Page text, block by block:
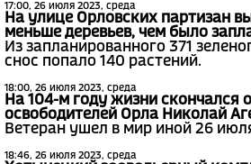
17:00, 26 июля 2023, среда
На улице Орловских партизан
меньше деревьев, чем было
Из запланированного 371
снос попало 140 растений.
18:00, 26 июля 2023, среда
На 104-м году жизни скончался
освободителей Орла Николай
Ветеран ушел в мир иной 26
18:46, 26 июля 2023, среда